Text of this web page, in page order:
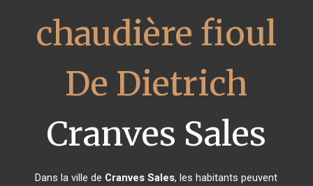
chaudière fioul
De Dietrich
Cranves Sales
Dans la ville de Cranves Sales, les habitants peuvent